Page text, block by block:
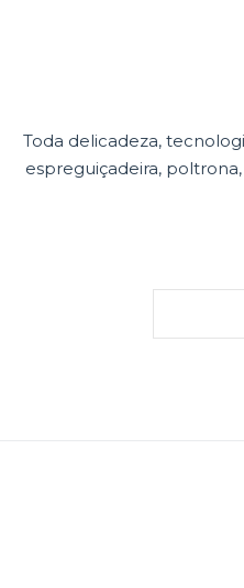
Toda delicadeza,
espreguiçadeira,